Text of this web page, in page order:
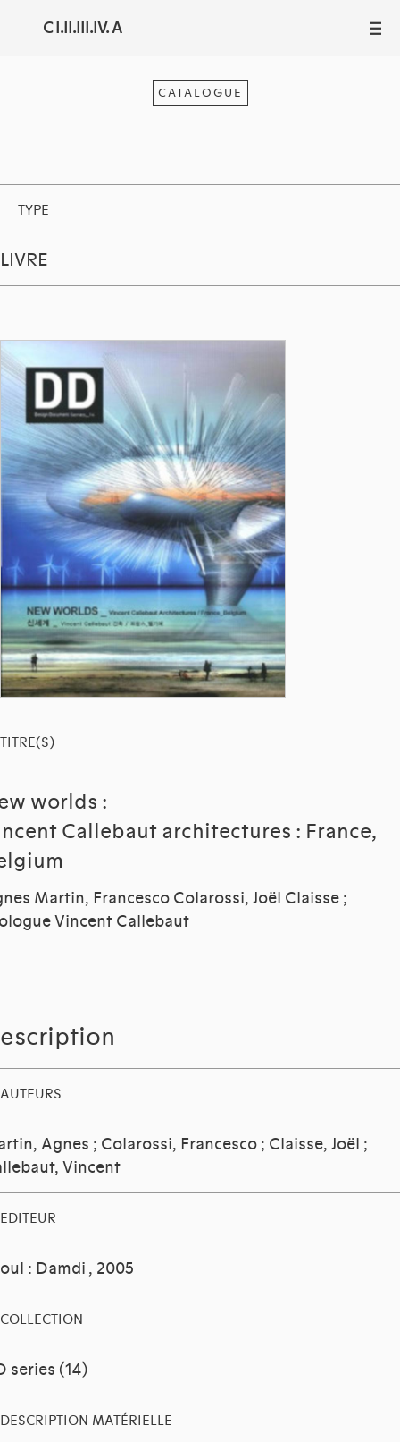
C I.II.III.IV. A III
CATALOGUE
TYPE
LIVRE
TITRE(S)
worlds :
Callebaut architectures : France,
Martin, Francesco Colarossi, Joël Claisse ;
Vincent Callebaut
AUTEURS
Agnes ; Colarossi, Francesco ; Claisse, Joël ;
Vincent
EDITEUR
: Damdi , 2005
COLLECTION
series (14)
DESCRIPTION MATÉRIELLE